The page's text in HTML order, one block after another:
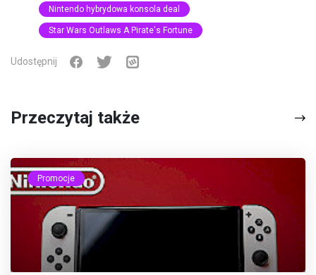
Nintendo hybrydowa konsola deal
Star Wars Outlaws A Pirate's Fortune
Udostępnij
Przeczytaj także
Promocje